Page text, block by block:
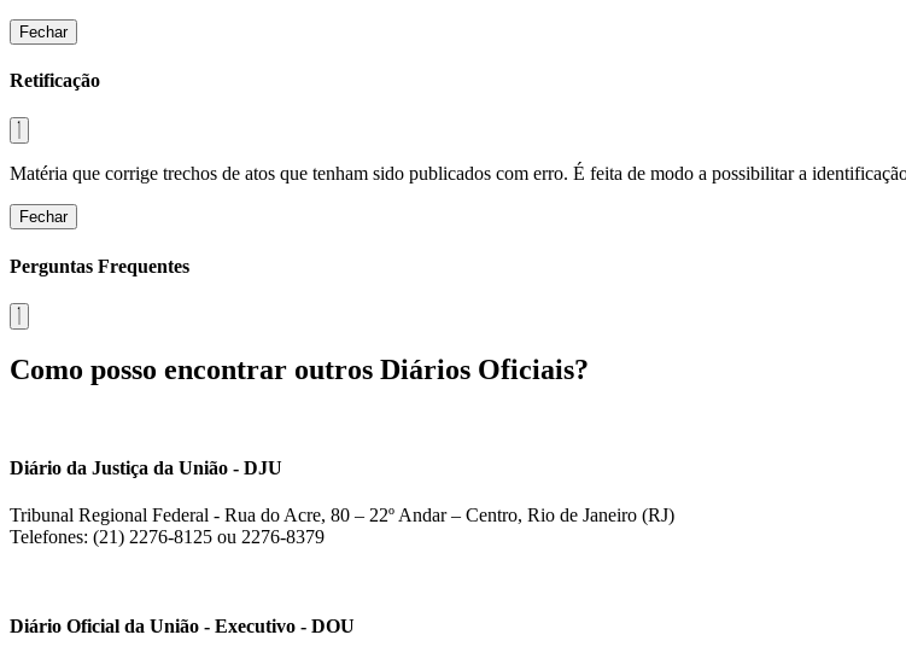
Fechar
Retificação
Matéria que corrige trechos de atos que tenham sido publicados com erro. É feita de modo a possibilitar a
Fechar
Perguntas Frequentes
Como posso encontrar outros Diários Oficiais?
Diário da Justiça da União - DJU
Tribunal Regional Federal - Rua do Acre, 80 – 22º Andar – Centro, Rio de Janeiro (RJ)
Telefones: (21) 2276-8125 ou 2276-8379
Diário Oficial da União - Executivo - DOU